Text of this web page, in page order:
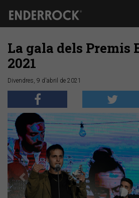
La gala dels Premis
2021
Divendres, 9 d'abril de 2021
Anterior